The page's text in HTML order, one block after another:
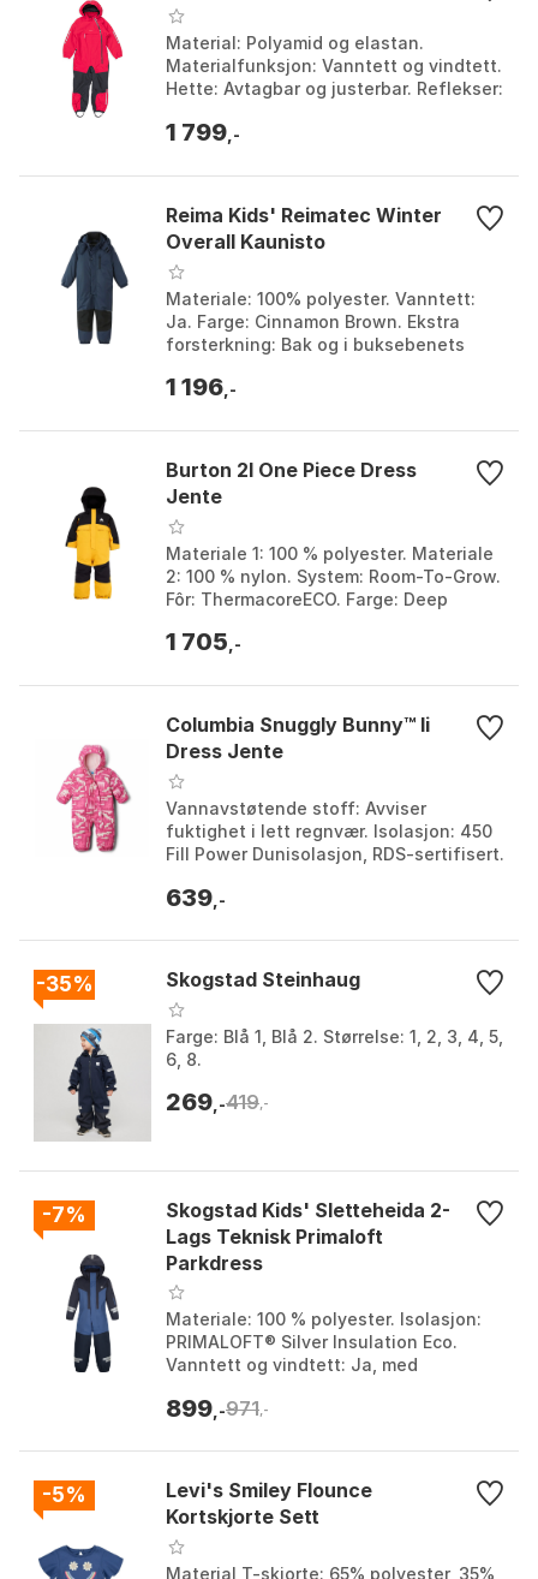
Material: Polyamid og elastan.
Materialfunksjon: Vanntett og vindtett.
Hette: Avtagbar og justerbar. Reflekser:
rose/dark shadow ...
1 799 ,-
Reima Kids' Reimatec Winter
Overall Kaunisto
Materiale: 100% polyester. Vanntett:
Ja. Farge: Cinnamon Brown. Ekstra
forsterkning: Bak og i buksebenets
Cinnamon brown, Navy...
1 196 ,-
Burton 2l One Piece Dress
Jente
Materiale 1: 100 % polyester. Materiale
2: 100 % nylon. System: Room-To-Grow.
Fôr: ThermacoreECO. Farge: Deep
rod / imper...
1 705 ,-
Columbia Snuggly Bunny™ Ii
Dress Jente
Vannavstøtende stoff: Avviser
fuktighet i lett regnvær. Isolasjon: 450
Fill Power Dunisolasjon, RDS-sertifisert.
Passfor...
639 ,-
-35% Skogstad Steinhaug
Farge: Blå 1, Blå 2. Størrelse: 1, 2, 3, 4, 5,
6, 8.
269 ,-419,-
-7%
Skogstad Kids' Sletteheida 2-
Lags Teknisk Primaloft
Parkdress
Materiale: 100 % polyester. Isolasjon:
PRIMALOFT® Silver Insulation Eco.
Vanntett og vindtett: Ja, med
Forsterkede områder...
899 ,-971 ,-
-5%
Levi's Smiley Flounce
Kortskjorte Sett
Material T-skjorte: 65% polyester, 35%